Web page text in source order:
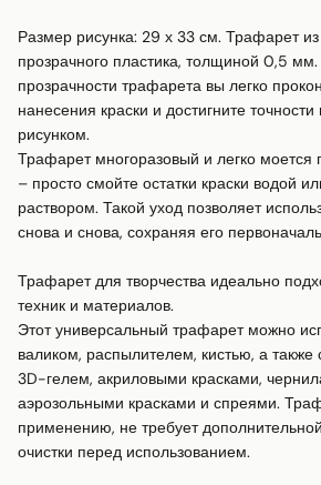
Размер рисунка: 29 х 33 см. Трафарет из
прозрачного пластика, толщиной 0,5
прозрачности трафарета вы легко
нанесения краски и достигните
рисунком.
Трафарет многоразовый и легко моется
– просто смойте остатки краски водой
раствором. Такой уход позволяет
снова и снова, сохраняя его
Трафарет для творчества идеально
техник и материалов.
Этот универсальный трафарет можно
валиком, распылителем, кистью, а также
3D-гелем, акриловыми красками,
аэрозольными красками и спреями.
применению, не требует
очистки перед использованием.